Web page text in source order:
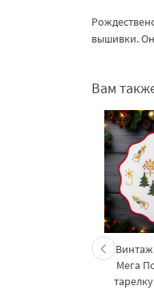
вышивки.
Вам
Мега